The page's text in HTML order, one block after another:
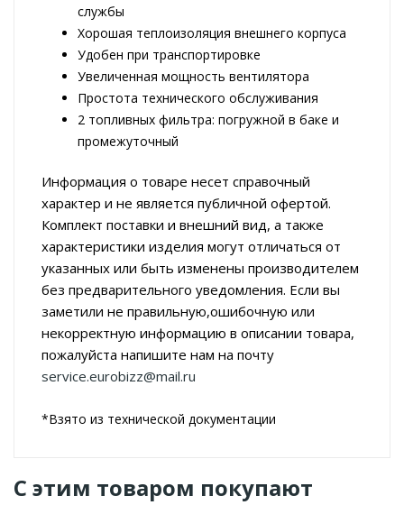
службы
Хорошая теплоизоляция внешнего корпуса
Удобен при транспортировке
Увеличенная мощность вентилятора
Простота технического обслуживания
2 топливных фильтра: погружной в баке и
промежуточный
Информация о товаре несет справочный
характер и не является публичной офертой.
Комплект поставки и внешний вид, а также
характеристики изделия могут отличаться от
указанных или быть изменены производителем
без предварительного уведомления. Если вы
заметили не правильную,ошибочную или
некорректную информацию в описании товара,
пожалуйста напишите нам на почту
service.eurobizz@mail.ru
*Взято из технической документации
С этим товаром покупают